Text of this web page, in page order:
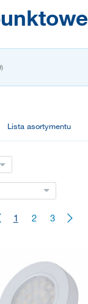
Lista asortymentu
1 2 3